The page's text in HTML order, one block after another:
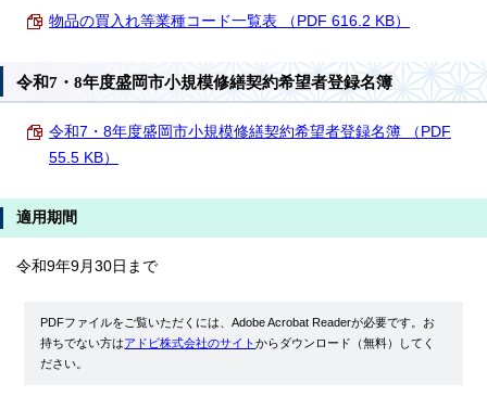
物品の買入れ等業種コード一覧表 （PDF 616.2 KB）
令和7・8年度盛岡市小規模修繕契約希望者登録名簿
令和7・8年度盛岡市小規模修繕契約希望者登録名簿 （PDF
55.5 KB）
適用期間
令和9年9月30日まで
PDFファイルをご覧いただくには、Adobe Acrobat Readerが必要です。お
持ちでない方はアドビ株式会社のサイトからダウンロード（無料）してく
ださい。